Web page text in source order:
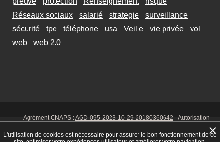
Réseaux sociaux
salarié strategie
surveillance
sécurité
tpe téléphone usa Veille vie privée
vol
web
web 2.0
Agrément CNAPS :AGD-095-2023-10-29-20180360642 - Autorisation
925 00038 - Code NAF 8030 Z -Mentions Légales-CookiesTél. : 06 14
01 75 32
L'utilisation de cookies est nécessaire pour assurer le bon fonctionnement de ce
×